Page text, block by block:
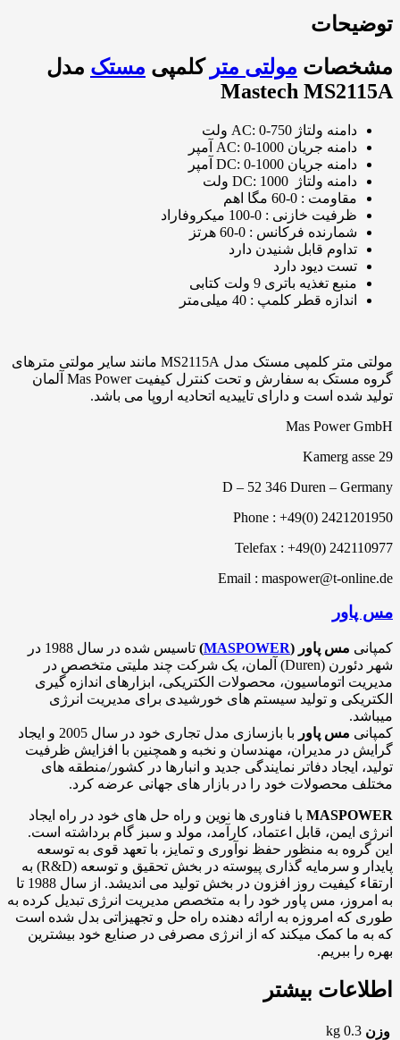
توضیحات
مشخصات مولتی متر کلمپی مستک مدل
Mastech MS2115A
دامنه ولتاژ AC: 0-750 ولت
دامنه جریان AC: 0-1000 آمپر
دامنه جریان DC: 0-1000 آمپر
دامنه ولتاژ DC: 1000 ولت
مقاومت : 0-60 مگا اهم
ظرفیت خازنی : 0-100 میکروفاراد
شمارنده فرکانس : 0-60 هرتز
تداوم قابل شنیدن دارد
تست دیود دارد
منبع تغذیه باتری 9 ولت کتابی
اندازه قطر کلمپ : 40 میلی‌متر
مولتی متر کلمپی مستک مدل MS2115A مانند سایر مولتی مترهای
گروه مستک به سفارش و تحت کنترل کیفیت Mas Power آلمان
تولید شده است و دارای تاییدیه اتحادیه اروپا می باشد.
Mas Power GmbH
Kamerg asse 29
D – 52 346 Duren – Germany
Phone : +49(0) 2421201950
Telefax : +49(0) 242110977
Email : maspower@t-online.de
مس پاور
کمپانی مس پاور (
MASPOWER
)
تاسیس شده در سال 1988 در
شهر دئورن (Duren) آلمان، یک شرکت چند ملیتی متخصص در
مدیریت اتوماسیون، محصولات الکتریکی، ابزارهای اندازه گیری
الکتریکی و تولید سیستم های خورشیدی برای مدیریت انرژی
میباشد.
کمپانی مس پاور
با بازسازی مدل تجاری خود در سال 2005 و ایجاد
گرایش در مدیران، مهندسان و نخبه و همچنین با افزایش ظرفیت
تولید، ایجاد دفاتر نمایندگی جدید و انبارها در کشور/منطقه های
مختلف محصولات خود را در بازار های جهانی عرضه کرد.
MASPOWER با فناوری ها نوین و راه حل های خود در راه ایجاد
انرژی ایمن، قابل اعتماد، کارآمد، مولد و سبز گام برداشته است.
این گروه به منظور حفظ نوآوری و تمایز، با تعهد قوی به توسعه
پایدار و سرمایه گذاری پیوسته در بخش تحقیق و توسعه (R&D) به
ارتقاء کیفیت روز افزون در بخش تولید می اندیشد. از سال 1988 تا
به امروز، مس پاور خود را به متخصص مدیریت انرژی تبدیل کرده به
طوری که امروزه به ارائه دهنده راه حل و تجهیزاتی بدل شده است
که به ما کمک میکند که از انرژی مصرفی در صنایع خود بیشترین
بهره را ببریم.
اطلاعات بیشتر
وزن 0.3 kg